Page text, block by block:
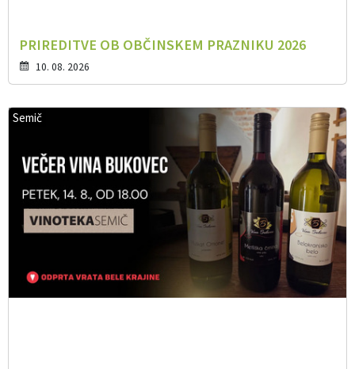
PRIREDITVE OB OBČINSKEM PRAZNIKU 2026
10. 08. 2026
Semič